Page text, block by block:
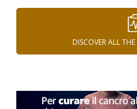
DISCOVER ALL THE